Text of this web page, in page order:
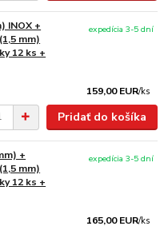
INOX +
mm)
12 ks +
159,00 EUR/ks
expedícia 3-5 dní
Pridať do košíka
+
mm)
12 ks +
165,00 EUR/ks
expedícia 3-5 dní